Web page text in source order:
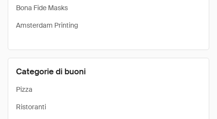
Bona Fide Masks
Amsterdam Printing
Categorie di buoni
Pizza
Ristoranti